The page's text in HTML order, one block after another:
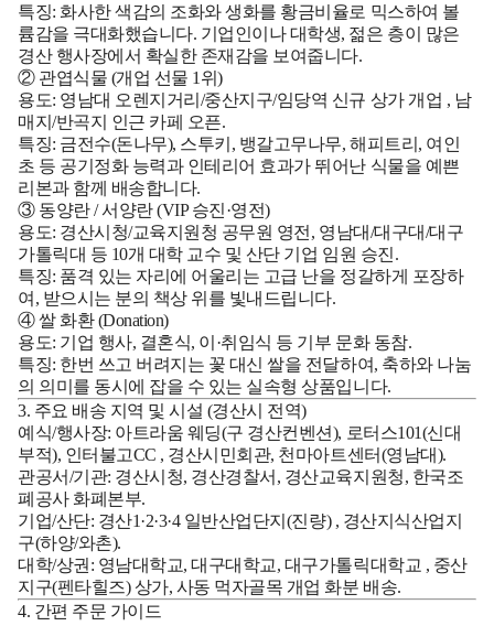
특징: 화사한 색감의 조화와 생화를 황금비율로 믹스하여 볼
륨감을 극대화했습니다. 기업인이나 대학생, 젊은 층이 많은
경산 행사장에서 확실한 존재감을 보여줍니다.
② 관엽식물 (개업 선물 1위)
용도: 영남대 오렌지거리/중산지구/임당역 신규 상가 개업 , 남
매지/반곡지 인근 카페 오픈.
특징: 금전수(돈나무), 스투키, 뱅갈고무나무, 해피트리, 여인
초 등 공기정화 능력과 인테리어 효과가 뛰어난 식물을 예쁜
리본과 함께 배송합니다.
③ 동양란 / 서양란 (VIP 승진·영전)
용도: 경산시청/교육지원청 공무원 영전, 영남대/대구대/대구
가톨릭대 등 10개 대학 교수 및 산단 기업 임원 승진.
특징: 품격 있는 자리에 어울리는 고급 난을 정갈하게 포장하
여, 받으시는 분의 책상 위를 빛내드립니다.
④ 쌀 화환 (Donation)
용도: 기업 행사, 결혼식, 이·취임식 등 기부 문화 동참.
특징: 한번 쓰고 버려지는 꽃 대신 쌀을 전달하여, 축하와 나눔
의 의미를 동시에 잡을 수 있는 실속형 상품입니다.
3. 주요 배송 지역 및 시설 (경산시 전역)
예식/행사장: 아트라움 웨딩(구 경산컨벤션), 로터스101(신대
부적), 인터불고CC , 경산시민회관, 천마아트센터(영남대).
관공서/기관: 경산시청, 경산경찰서, 경산교육지원청, 한국조
폐공사 화폐본부.
기업/산단: 경산1·2·3·4 일반산업단지(진량) , 경산지식산업지
구(하양/와촌).
대학/상권: 영남대학교, 대구대학교, 대구가톨릭대학교 , 중산
지구(펜타힐즈) 상가, 사동 먹자골목 개업 화분 배송.
4. 간편 주문 가이드